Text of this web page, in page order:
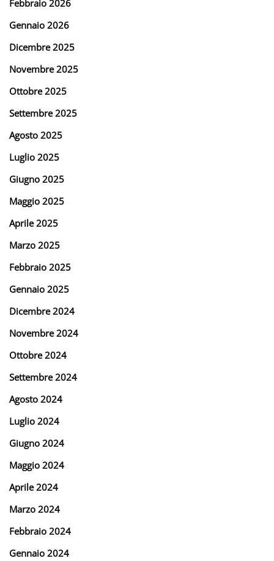
Febbraio 2026
Gennaio 2026
Dicembre 2025
Novembre 2025
Ottobre 2025
Settembre 2025
Agosto 2025
Luglio 2025
Giugno 2025
Maggio 2025
Aprile 2025
Marzo 2025
Febbraio 2025
Gennaio 2025
Dicembre 2024
Novembre 2024
Ottobre 2024
Settembre 2024
Agosto 2024
Luglio 2024
Giugno 2024
Maggio 2024
Aprile 2024
Marzo 2024
Febbraio 2024
Gennaio 2024